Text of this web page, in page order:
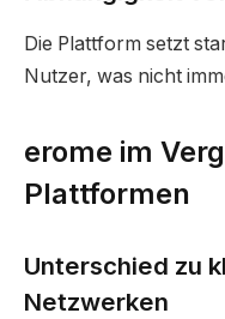
Die Plattform setzt
Nutzer, was nicht
erome im
Plattformen
Unterschied zu
Netzwerken